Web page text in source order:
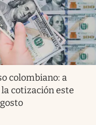
colombiano: a
cotización este